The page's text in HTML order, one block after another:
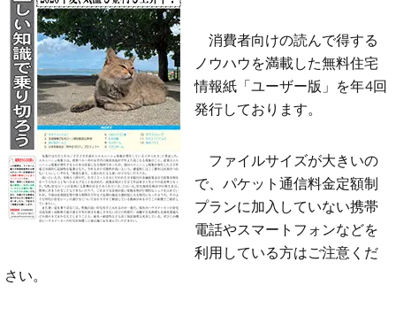
消費者向けの読んで得する
ノウハウを満載した無料住宅
情報紙「ユーザー版」を年4回
発行しております。
ファイルサイズが大きいの
で、パケット通信料金定額制
プランに加入していない携帯
電話やスマートフォンなどを
利用している方はご注意くだ
さい。